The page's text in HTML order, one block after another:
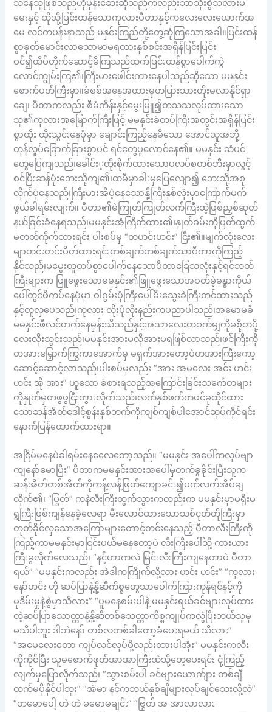
သနေသူဖြစ်သည်ဟိုမုန်းဆေးဆိုသည်ကလည်းဘာသုံးစွဲသလားမ
မေးနှင့် ထိုသို့ပြင်းထန်သောကုလားပီတာနှင့်ကလေးလေးယောက်အ
မေ လင်ကပန်းနာသည် မနှင်းကြည်တို့တွေ့ဆုံကြသောအခါ။ပြင်းထန်
စွာခုတ်မောင်းလာသောမာမရထားနှစ်စင်းအရှိန်ပြင်းပြင်း
ဝင်၍ထိပ်တိုက်ဆောင့်မိကြသည်ထက်ပြင်းထန်စွာပေါက်ကွဲ
လောင်ကျွမ်းကြ၏၊ကြီးမားဖေါင်းကားနေပါသည်ဆိုသော မမနှင်း
စောက်ပတ်ကြီးမှာ။ခံစစ်အနေအထားမှတပြားသားတိုးမလာနိုင်ရှာ
ချေ၊ ပီတာကလည်း စီမံကိန်းနှင့်မွေးမြူ၍တသသလုပ်ထားသော
သူ၏ကုလားအမြောက်ကြီးဖြင့် မမနှင်းခံတပ်ကြီးအတွင်းအရှိန်ပြင်း
စွာထိုး ထိုးသွင်းနေပုံမှာ ချောင်းကြည့်နေမိသော အောင်သူအဘို့
တုန်လှုပ်ခြောက်ခြားစွာပင် ရင်တွေပူလောင်နေ၏။ မမနှင်း ဆံပင်
တွေပြေကျသည်၊ခေါင်း့ထိုးစိုက်ထားသောပလပ်စတစ်ဘီးမှာလွင့်
စင်ပြီးဆန်ပုံးဘေးသို့ကျ၏၊ထမီမှာခါးမှပြေလျော၍ ဘေးသို့အစု
လိုက်ပုံနေသည်၊ကြီးမားအိပဲ့နေသောနို့ကြီးနှစ်လုံးမှာကြောက်မက်
ဖွယ်ခါရမ်းလျက်။ ပီတာ၏မဲကြုတ်ကြုတ်လက်ကြီးထဲ့ဖြစ်ညှစ်ဆုတ်
နယ်ခြင်းခံနေရသည်၊မမနှင်းအံကြိတ်ထား၏၊နှုတ်ခမ်းကိုပြတ်ထွက်
မတတ်ကိုက်ထားရင်း ပါးစပ်မှ “တဟင်းဟင်း” ငြီး၏။မျက်လုံးလေး
မျာတင်းတင်းပိတ်ထားရင်းတစ်ချက်တစ်ချက်သာပီတာကိုကြည့်
နိုင်သည်၊မမွှေးထူထပ်စွာပေါက်နေသောပီတာခြေသလုံးနှင့်ရင်ဘတ်
ကြီးများက ဖြူဖွေးသောမမနှင်း၏ဖြူဖွေးသောအဝတ်မဲ့ခန္ဓာကိုယ်
ပေါ်တွင်ဖိကပ်နေပုံမှာ ဝါဂွမ်းပုံကြီးပေါ်မီးသွေးခဲကြီးတင်ထားသည်
နှင့်တူလှပေသည်၊ကုလား လိုးပုံလိုးနည်းကပညာပါသည်၊အမောမခံ
မမနှင်းဖီလင်တက်နေမှန်းသိသည်နှင့်အသာလေးတဝက်မျှကိုမစို့တပို့
လေးလိုးသွင်းသည်၊မမနှင်းအားမလိုအားမရဖြစ်လာသည်၊ဖင်ကြီးကို
တအားမြှောက်ကြွကာအောက်မှ မရှက်အားတော့ပဲတအားကြီးကော့
ဆောင့်ဆောင့်လာသည်၊ပါးစပ်မှလည်း “အား အမလေး အင်း ဟင်း
ဟင်း အို အား” ဟူသော ခံစားရသည့်အကြောင်းခြင်းသင်္ကေတများ
ကိုနှုတ်မှတဖွဖွငြီးတွားလိုက်သည်၊လက်နှစ်ဖက်ကဖင်ခုထိုင်ထား
သောဆန်အိတ်ဒေါင့်စွန်းနှစ်ဘက်ကိုကျစ်ကျစ်ပါအောင်ဆုပ်ကိုင်ရင်း
နောက်ပြန်ထောက်ထားရာ။
အငြိမ်မနေပဲခါရမ်းနေလေေတော့သည်။ “မမနှင်း အပေါ်ကလုပ်ဗျာ
ကျနော်မောပြီး” ပီတာကမမနှင်းအားအပေါ်မှတက်ခွခိုင်းပြီးသူက
ဆန်အိတ်တစ်အိတ်ကိုကန့်လန့်ဖြတ်ကျောခင်း၍ပက်လက်အိပ်ချ
လိုက်၏၊ “ပြွတ်” ကနဲလီးကြီးထွက်သွားကတည်းက မမနှင်းမှာမရိုးမ
ရွကြီးဖြစ်ကျန်နေခဲ့လေရာ မီးလောင်ထားသောသစ်ငုတ်တိုကြီးမှာ
တုတ်ခိုင်လှသောအကြောများတောင့်တင်းနေသည့် ပီတာလီးကြီးကို
ကြည့်ကာမမနှင်းမှာငြင်းပယ်မနေတော့ပဲ လီးကြီးပေါ်သို့ ကားယား
ကြီးခွလိုက်လေသည်၊ “နင့်ဟာကလဲ မြင်းလီးကြီးကျနေတာပဲ ပီတာ
ရယ်” “မမနှင်းကလည်း အဲဒါကကြိုက်လို့လား ဟင်း ဟင်း” “ကုလား
နော်ဟင်း ဟို ဆပ်ပြာနဲ့နို့ဆီကိစ္စတွေသာပေါက်ကြားကုန်ရင်နင့်ကို
မုဒိမ်းမှုနဲ့စွဲမှာသိလား” “ပူမနေစမ်းပါနဲ့ မမနှင်းရယ်ခင်ဗျားလုပ်ထား
တဲ့ဆပ်ပြာသောတ္တာနဲ့နို့ဆီတစ်သေတ္တာကိစ္စကျုပ်ကလွဲပြီးဘယ်သူမှ
မသိပါဘူး ဒါဘဲနော် တစ်လတစ်ခါတော့ခံပေးရမယ် သိလား”
“အမေလေးတော ကျပ်လင်လုပ်ဖို့လည်းထားပါအုံး” မမနှင်းကလီး
ကိုကိုင်ပြီး သူမစောက်ဖုတ်အာအာကြီးထဲသို့တေ့ပေးရင်း ငုံ့ကြည့်
လျက်မှပြောလိုက်သည်၊ “သွားစမ်းပါ ခင်ဗျားယောက်ျား တစ်ချီ
ထက်မပိုနိုင်ပါဘူး” “အံမာ နင်ကဘယ်နှစ်ချီများလုပ်ချင်သေးလို့လဲ”
“တမောပေါ့ ဟဲ ဟဲ မမောမချင်း” “ဗြွတ် အ အာလာလား